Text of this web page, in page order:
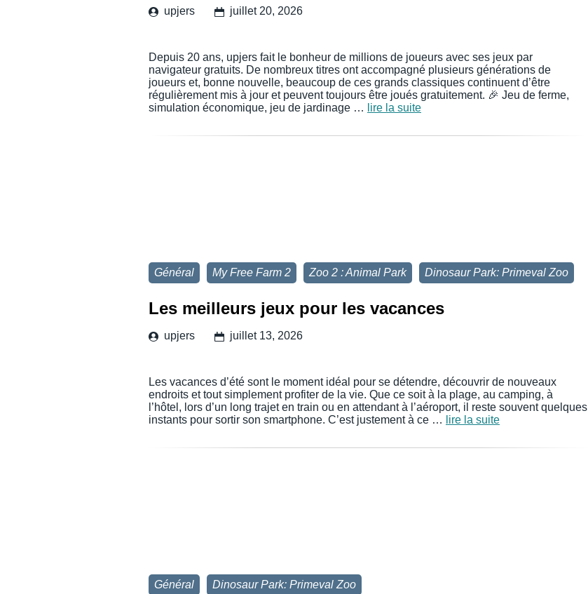
upjers juillet 20, 2026
Depuis 20 ans, upjers fait le bonheur de millions de joueurs avec ses jeux par
navigateur gratuits. De nombreux titres ont accompagné plusieurs générations de
joueurs et, bonne nouvelle, beaucoup de ces grands classiques continuent d’être
régulièrement mis à jour et peuvent toujours être joués gratuitement. 🎉 Jeu de ferme,
simulation économique, jeu de jardinage …
lire la suite
Général My Free Farm 2 Zoo 2 : Animal Park Dinosaur Park: Primeval Zoo
Les meilleurs jeux pour les vacances
upjers juillet 13, 2026
Les vacances d’été sont le moment idéal pour se détendre, découvrir de nouveaux
endroits et tout simplement profiter de la vie. Que ce soit à la plage, au camping, à
l’hôtel, lors d’un long trajet en train ou en attendant à l’aéroport, il reste souvent quelques
instants pour sortir son smartphone. C’est justement à ce …
lire la suite
Général Dinosaur Park: Primeval Zoo